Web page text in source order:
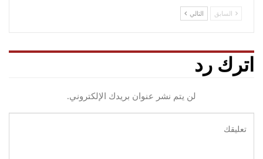
السابق التالي
اترك رد
لن يتم نشر عنوان بريدك الإلكتروني.